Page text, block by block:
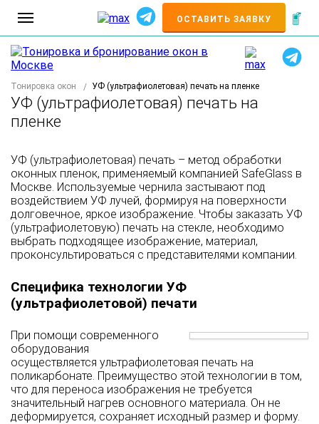
ОСТАВИТЬ ЗАЯВКУ
Тонировка окон УФ (ультрафиолетовая) печать на пленке
УФ (ультрафиолетовая) печать на
пленке
УФ (ультрафиолетовая) печать – метод обработки
оконных пленок, применяемый компанией SafeGlass в
Москве. Используемые чернила застывают под
воздействием УФ лучей, формируя на поверхности
долговечное, яркое изображение. Чтобы заказать УФ
(ультрафиолетовую) печать на стекле, необходимо
выбрать подходящее изображение, материал,
проконсультироваться с представителями компании.
Специфика технологии УФ
(ультрафиолетовой) печати
При помощи современного
оборудования
осуществляется ультрафиолетовая печать на
поликарбонате. Преимущество этой технологии в том,
что для переноса изображения не требуется
значительный нагрев основного материала. Он не
деформируется, сохраняет исходный размер и форму.